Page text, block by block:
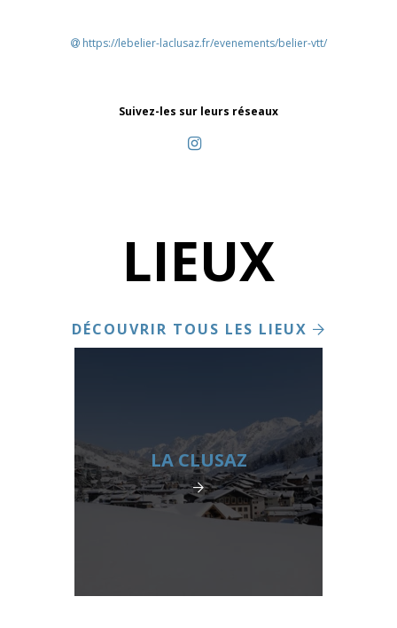
https://lebelier-laclusaz.fr/evenements/belier-vtt/
Suivez-les sur leurs réseaux
LIEUX
DÉCOUVRIR TOUS LES LIEUX
LA CLUSAZ